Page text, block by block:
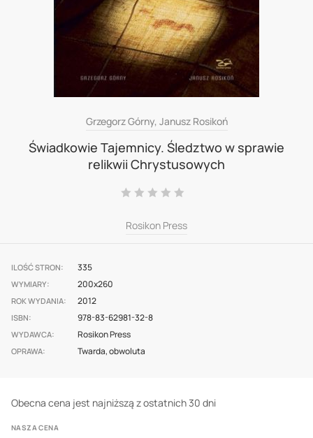
gallery
Grzegorz Górny, Janusz Rosikoń
Świadkowie Tajemnicy. Śledztwo w sprawie
relikwii Chrystusowych
Ocena:
Rosikon Press
ILOŚĆ STRON 335
WYMIARY 200x260
ROK WYDANIA 2012
ISBN 978-83-62981-32-8
WYDAWCA Rosikon Press
OPRAWA Twarda, obwoluta
Obecna cena jest najniższą z ostatnich 30 dni
NASZA CENA